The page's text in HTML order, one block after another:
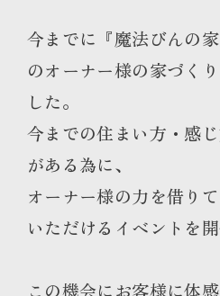
今までに『魔法びんの
のオーナー様の家づく
した。
今までの住まい方・感
がある為に、
オーナー様の力を借り
いただけるイベントを開
この機会にお客様に体